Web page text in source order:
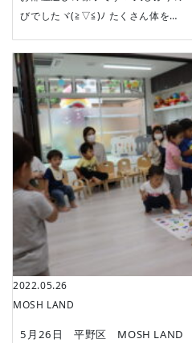
びでしたヾ(≧▽≦)ﾉ たくさん体を…
2022.05.26
MOSH LAND
5月26日 平野区 MOSH LAND